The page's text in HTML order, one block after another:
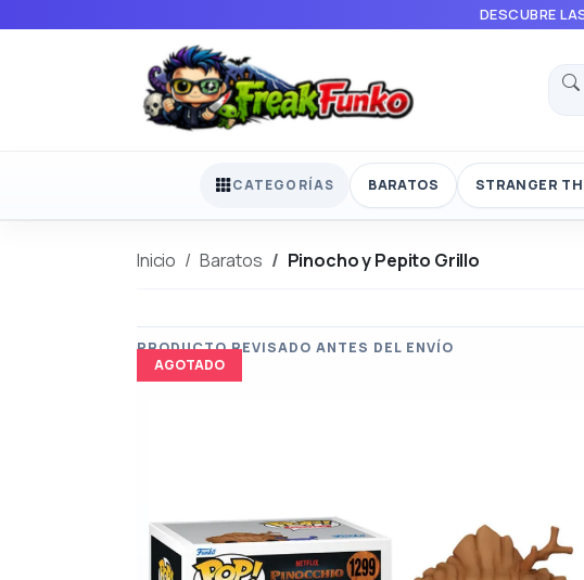
DESCUBRE
CATEGORÍAS BARATOS STRANGER
Inicio Baratos Pinocho y Pepito Grillo
AGOTADO